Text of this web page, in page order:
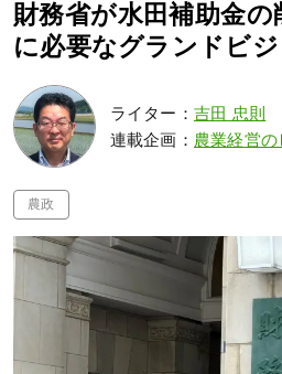
財務省が水田補助金
に必要なグランドビ
ライター： 吉田 忠則
連載企画： 農業経営の
農政